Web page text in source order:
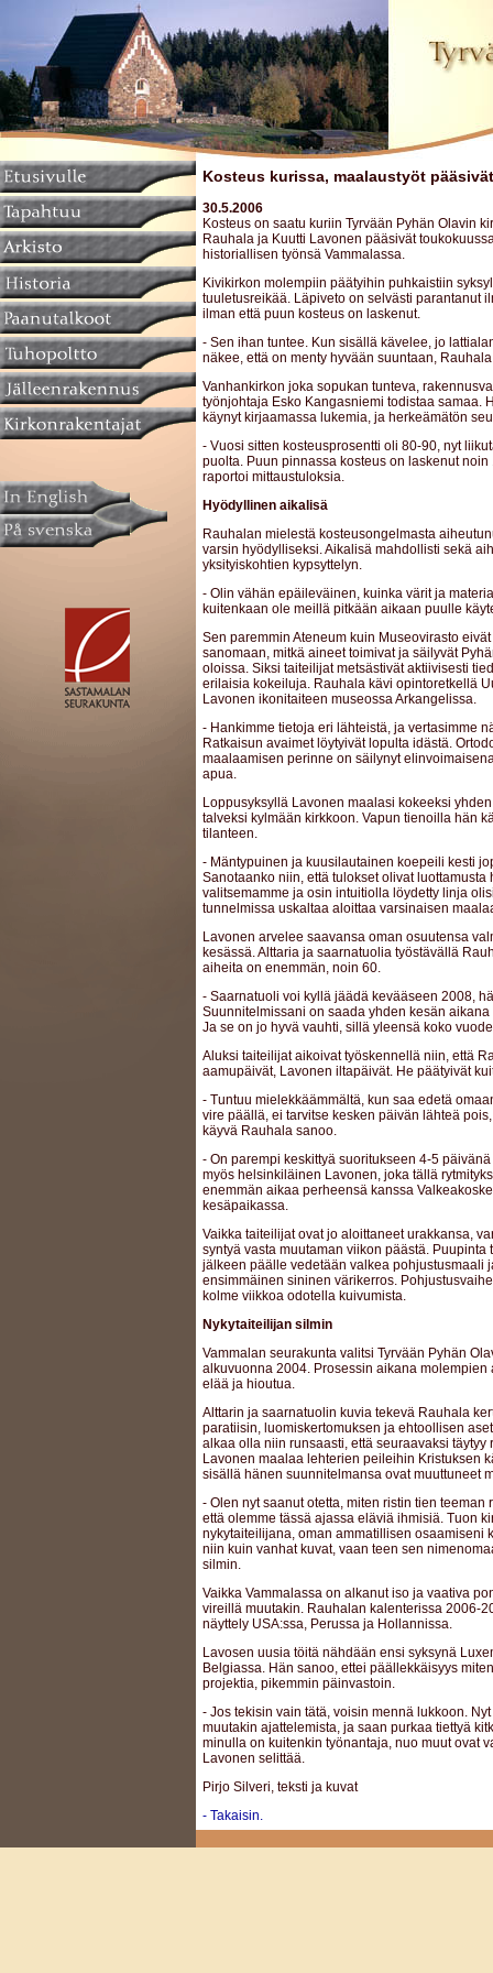
Kosteus kurissa, maalaustyöt
30.5.2006
Kosteus on saatu kuriin Tyrvään Pyhän Olavin
Rauhala ja Kuutti Lavonen pääsivät
historiallisen työnsä Vammalassa.
Kivikirkon molempiin päätyihin puhkaistiin
tuuletusreikää. Läpiveto on selvästi parantanut
ilman että puun kosteus on laskenut.
- Sen ihan tuntee. Kun sisällä kävelee, jo
näkee, että on menty hyvään suuntaan,
Vanhankirkon joka sopukan tunteva,
työnjohtaja Esko Kangasniemi todistaa samaa.
käynyt kirjaamassa lukemia, ja herkeämätön
- Vuosi sitten kosteusprosentti oli 80-90, nyt
puolta. Puun pinnassa kosteus on laskenut
raportoi mittaustuloksia.
Hyödyllinen aikalisä
Rauhalan mielestä kosteusongelmasta
varsin hyödylliseksi. Aikalisä mahdollisti sekä
yksityiskohtien kypsyttelyn.
- Olin vähän epäileväinen, kuinka värit ja
kuitenkaan ole meillä pitkään aikaan puulle
Sen paremmin Ateneum kuin Museovirasto
sanomaan, mitkä aineet toimivat ja säilyvät
oloissa. Siksi taiteilijat metsästivät aktiivisesti
erilaisia kokeiluja. Rauhala kävi opintoretkellä
Lavonen ikonitaiteen museossa Arkangelissa.
- Hankimme tietoja eri lähteistä, ja vertasimme
Ratkaisun avaimet löytyivät lopulta idästä.
maalaamisen perinne on säilynyt
apua.
Loppusyksyllä Lavonen maalasi kokeeksi
talveksi kylmään kirkkoon. Vapun tienoilla hän
tilanteen.
- Mäntypuinen ja kuusilautainen koepeili kesti
Sanotaanko niin, että tulokset olivat luottamusta
valitsemamme ja osin intuitiolla löydetty linja
tunnelmissa uskaltaa aloittaa varsinaisen
Lavonen arvelee saavansa oman osuutensa
kesässä. Alttaria ja saarnatuolia työstävällä
aiheita on enemmän, noin 60.
- Saarnatuoli voi kyllä jäädä kevääseen 2008,
Suunnitelmissani on saada yhden kesän
Ja se on jo hyvä vauhti, sillä yleensä koko
Aluksi taiteilijat aikoivat työskennellä niin, että
aamupäivät, Lavonen iltapäivät. He päätyivät
- Tuntuu mielekkäämmältä, kun saa edetä
vire päällä, ei tarvitse kesken päivän lähteä
käyvä Rauhala sanoo.
- On parempi keskittyä suoritukseen 4-5
myös helsinkiläinen Lavonen, joka tällä
enemmän aikaa perheensä kanssa
kesäpaikassa.
Vaikka taiteilijat ovat jo aloittaneet urakkansa,
syntyä vasta muutaman viikon päästä. Puupinta
jälkeen päälle vedetään valkea pohjustusmaali
ensimmäinen sininen värikerros.
kolme viikkoa odotella kuivumista.
Nykytaiteilijan silmin
Vammalan seurakunta valitsi Tyrvään Pyhän
alkuvuonna 2004. Prosessin aikana molempien
elää ja hioutua.
Alttarin ja saarnatuolin kuvia tekevä Rauhala
paratiisin, luomiskertomuksen ja ehtoollisen
alkaa olla niin runsaasti, että seuraavaksi täytyy
Lavonen maalaa lehterien peileihin Kristuksen
sisällä hänen suunnitelmansa ovat muuttuneet
- Olen nyt saanut otetta, miten ristin tien teeman
että olemme tässä ajassa eläviä ihmisiä. Tuon
nykytaiteilijana, oman ammatillisen osaamiseni
niin kuin vanhat kuvat, vaan teen sen
silmin.
Vaikka Vammalassa on alkanut iso ja vaativa
vireillä muutakin. Rauhalan kalenterissa 2006-
näyttely USA:ssa, Perussa ja Hollannissa.
Lavosen uusia töitä nähdään ensi syksynä
Belgiassa. Hän sanoo, ettei päällekkäisyys
projektia, pikemmin päinvastoin.
- Jos tekisin vain tätä, voisin mennä lukkoon.
muutakin ajattelemista, ja saan purkaa tiettyä
minulla on kuitenkin työnantaja, nuo muut ovat
Lavonen selittää.
Pirjo Silveri, teksti ja kuvat
- Takaisin.